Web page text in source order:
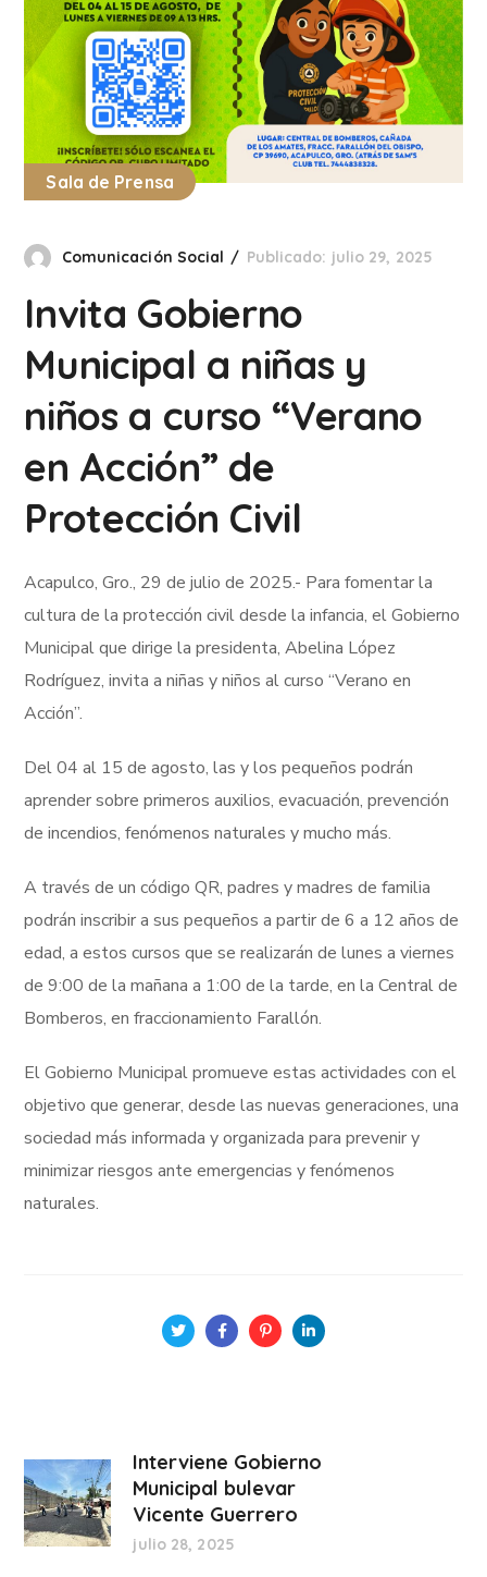
Sala de Prensa
Comunicación Social Publicado: julio 29, 2025
Invita Gobierno
Municipal a niñas y
niños a curso “Verano
en Acción” de
Protección Civil
Acapulco, Gro., 29 de julio de 2025.- Para fomentar la
cultura de la protección civil desde la infancia, el Gobierno
Municipal que dirige la presidenta, Abelina López
Rodríguez, invita a niñas y niños al curso “Verano en
Acción”.
Del 04 al 15 de agosto, las y los pequeños podrán
aprender sobre primeros auxilios, evacuación, prevención
de incendios, fenómenos naturales y mucho más.
A través de un código QR, padres y madres de familia
podrán inscribir a sus pequeños a partir de 6 a 12 años de
edad, a estos cursos que se realizarán de lunes a viernes
de 9:00 de la mañana a 1:00 de la tarde, en la Central de
Bomberos, en fraccionamiento Farallón.
El Gobierno Municipal promueve estas actividades con el
objetivo que generar, desde las nuevas generaciones, una
sociedad más informada y organizada para prevenir y
minimizar riesgos ante emergencias y fenómenos
naturales.
Interviene Gobierno
Municipal bulevar
Vicente Guerrero
julio 28, 2025